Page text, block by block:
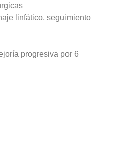
linfático, seguimiento
progresiva por 6